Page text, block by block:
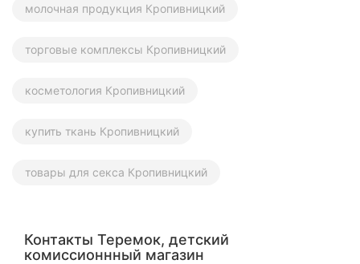
молочная продукция Кропивницкий
торговые комплексы Кропивницкий
косметология Кропивницкий
купить ткань Кропивницкий
товары для секса Кропивницкий
Контакты Теремок, детский
комиссионнный магазин